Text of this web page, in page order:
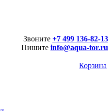
Звоните +7 499 136-82-13
Пишите info@aqua-tor.ru
Корзина